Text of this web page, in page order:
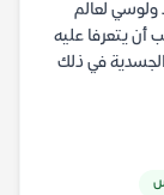
ولوسي لعالم
أن يتعرفا عليه
الجسدية في ذلك